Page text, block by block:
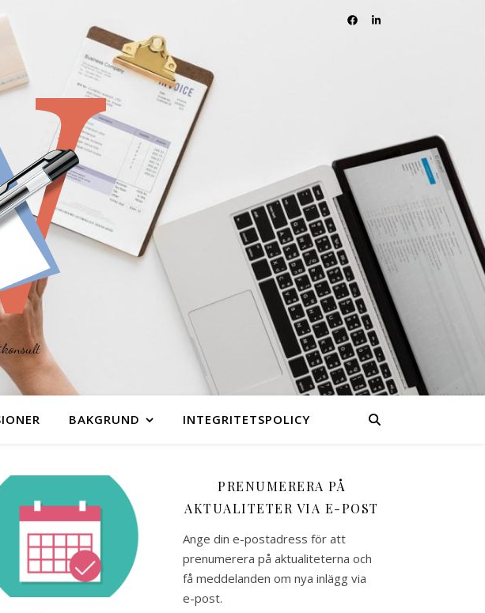
BAKGRUND INTEGRITETSPOLICY
PRENUMERERA PÅ
AKTUALITETER VIA E-POST
Ange din e-postadress för att
prenumerera på aktualiteterna och
få meddelanden om nya inlägg via
e-post.